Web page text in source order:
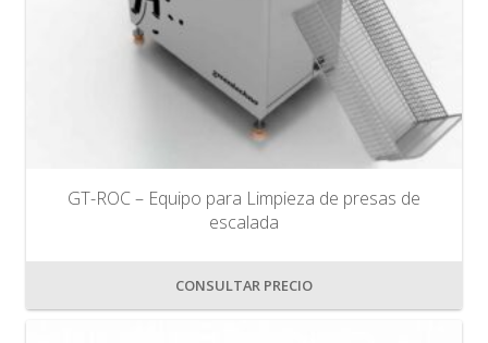
GT-ROC – Equipo para Limpieza de presas de
escalada
CONSULTAR PRECIO